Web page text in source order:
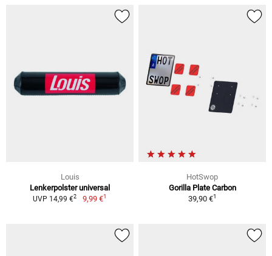
Louis
Lenkerpolster universal
UVP 14,99 €2 9,99 €1
HotSwop
Gorilla Plate Carbon
39,90 €1